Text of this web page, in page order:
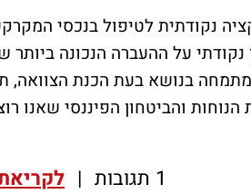
נקודתית לטיפול בנכסי
על ההעברה הנכונה ביותר
בנושא בעת הכנת הצוואה,
והביטחון הפיננסי שאנו
1 תגובות |